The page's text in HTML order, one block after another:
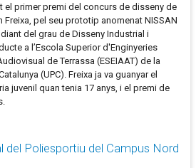
el primer premi del concurs de disseny de
Freixa, pel seu prototip anomenat NISSAN
del grau de Disseny Industrial i
a l’Escola Superior d'Enginyeries
de Terrassa (ESEIAAT) de la
(UPC). Freixa ja va guanyar el
juvenil quan tenia 17 anys, i el premi de
Poliesportiu del Campus Nord